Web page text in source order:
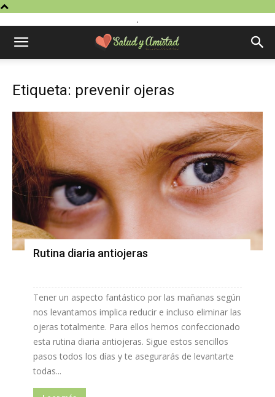
.
Etiqueta: prevenir ojeras
Rutina diaria antiojeras
Tener un aspecto fantástico por las mañanas según
nos levantamos implica reducir e incluso eliminar las
ojeras totalmente. Para ellos hemos confeccionado
esta rutina diaria antiojeras. Sigue estos sencillos
pasos todos los días y te asegurarás de levantarte
todas...